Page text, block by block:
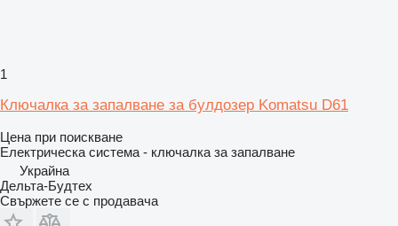
1
Ключалка за запалване за булдозер Komatsu D61
Цена при поискване
Електрическа система - ключалка за запалване
Украйна
Дельта-Будтех
Свържете се с продавача